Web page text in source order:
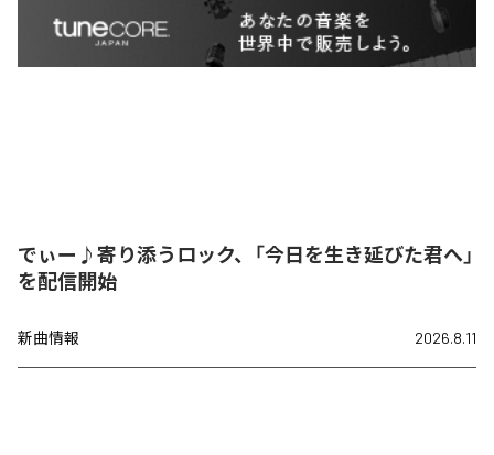
でぃー♪寄り添うロック、「今日を生き延びた君へ」
を配信開始
新曲情報 2026.8.11